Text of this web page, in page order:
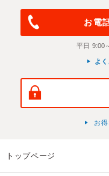
お電
平日 9:00
よ
お
トップページ